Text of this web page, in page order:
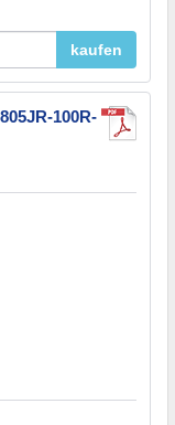
kaufen
100R-